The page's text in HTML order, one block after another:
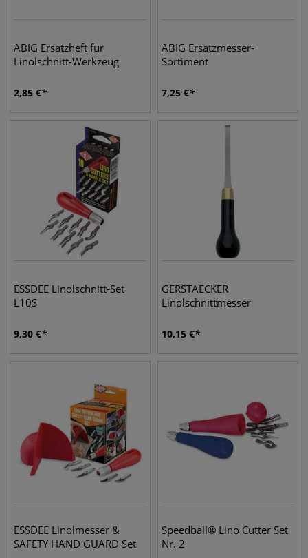
ABIG Ersatzheft für
Linolschnitt-Werkzeug
2,85 €
ABIG Ersatzmesser-
Sortiment
7,25 €
ESSDEE Linolschnitt-Set
L10S
9,30 €
GERSTAECKER
Linolschnittmesser
10,15 €
ESSDEE Linolmesser &
SAFETY HAND GUARD Set
Speedball® Lino Cutter Set
Nr. 2